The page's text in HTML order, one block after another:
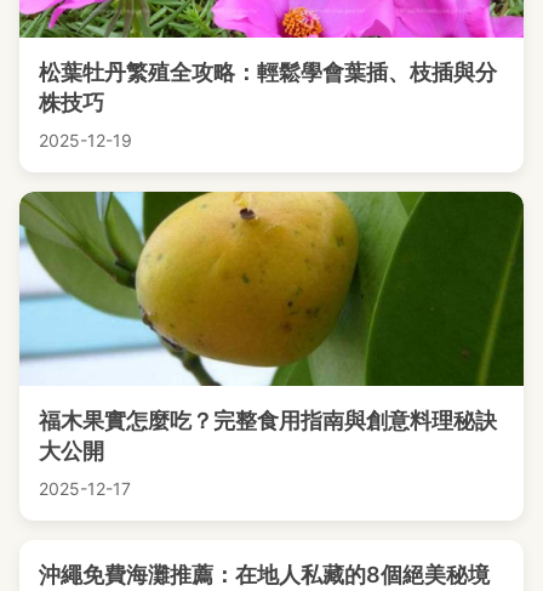
松葉牡丹繁殖全攻略：輕鬆學會葉插、枝插與分
株技巧
2025-12-19
福木果實怎麼吃？完整食用指南與創意料理秘訣
大公開
2025-12-17
沖繩免費海灘推薦：在地人私藏的8個絕美秘境